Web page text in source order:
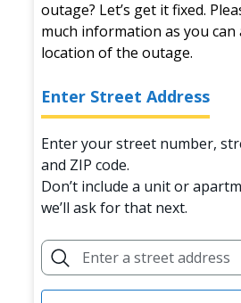
outage? Let’s get it fixed.
much information as you
location of the outage.
Enter Street Address
Enter your street number,
and ZIP code.
Don’t include a unit or
we’ll ask for that next.